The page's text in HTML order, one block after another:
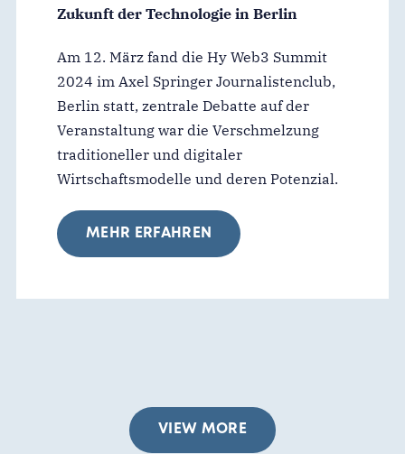
Zukunft der Technologie in Berlin
Am 12. März fand die Hy Web3 Summit
2024 im Axel Springer Journalistenclub,
Berlin statt, zentrale Debatte auf der
Veranstaltung war die Verschmelzung
traditioneller und digitaler
Wirtschaftsmodelle und deren Potenzial.
MEHR ERFAHREN
VIEW MORE